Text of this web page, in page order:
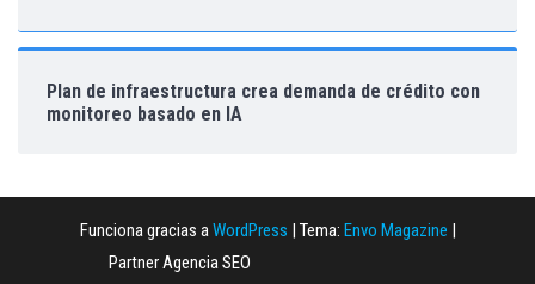
Plan de infraestructura crea demanda de crédito con
monitoreo basado en IA
Funciona gracias aWordPress Tema: Envo Magazine
Partner Agencia SEO